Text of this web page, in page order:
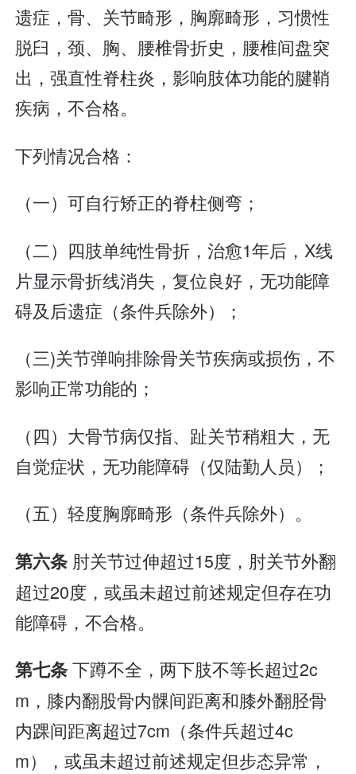
遗症，骨、关节畸形，胸廓畸形，习惯性
脱臼，颈、胸、腰椎骨折史，腰椎间盘突
出，强直性脊柱炎，影响肢体功能的腱鞘
疾病，不合格。
下列情况合格：
（一）可自行矫正的脊柱侧弯；
（二）四肢单纯性骨折，治愈1年后，X线
片显示骨折线消失，复位良好，无功能障
碍及后遗症（条件兵除外）；
（三)关节弹响排除骨关节疾病或损伤，不
影响正常功能的；
（四）大骨节病仅指、趾关节稍粗大，无
自觉症状，无功能障碍（仅陆勤人员）；
（五）轻度胸廓畸形（条件兵除外）。
第六条 肘关节过伸超过15度，肘关节外翻
超过20度，或虽未超过前述规定但存在功
能障碍，不合格。
第七条下蹲不全，两下肢不等长超过2c
m，膝内翻股骨内髁间距离和膝外翻胫骨
内踝间距离超过7cm（条件兵超过4c
m），或虽未超过前述规定但步态异常，